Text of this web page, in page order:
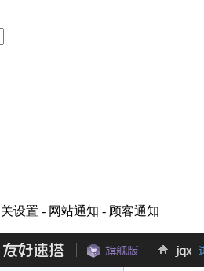
设置 - 网站通知 - 顾客通知